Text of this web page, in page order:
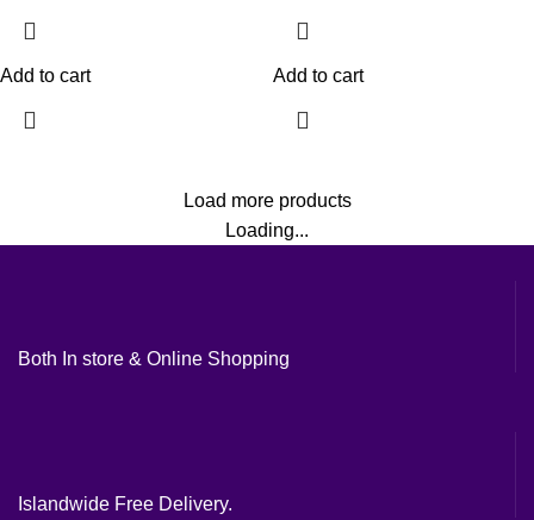
Add to cart Add to cart
Load more products
Loading...
Both In store & Online Shopping
Islandwide Free Delivery.